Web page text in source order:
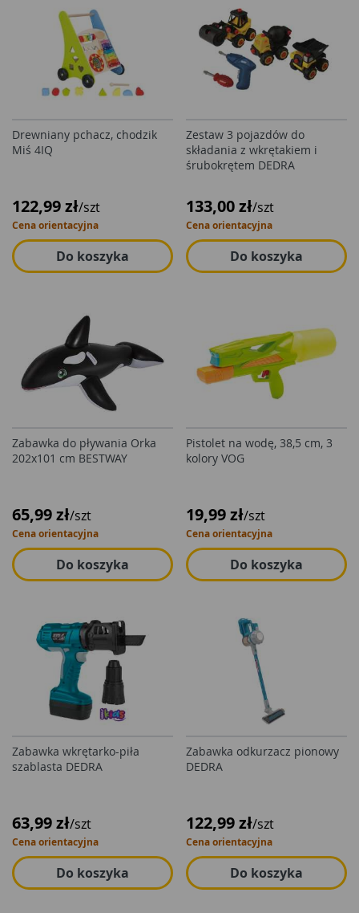
Drewniany pchacz, chodzik
Miś 4IQ
122,99 zł/szt
Cena orientacyjna
Do koszyka
Zestaw 3 pojazdów do
składania z wkrętakiem i
śrubokrętem DEDRA
133,00 zł/szt
Cena orientacyjna
Do koszyka
Zabawka do pływania Orka
202x101 cm BESTWAY
65,99 zł/szt
Cena orientacyjna
Do koszyka
Pistolet na wodę, 38,5 cm, 3
kolory VOG
19,99 zł/szt
Cena orientacyjna
Do koszyka
Zabawka wkrętarko-piła
szablasta DEDRA
63,99 zł/szt
Cena orientacyjna
Do koszyka
Zabawka odkurzacz pionowy
DEDRA
122,99 zł/szt
Cena orientacyjna
Do koszyka